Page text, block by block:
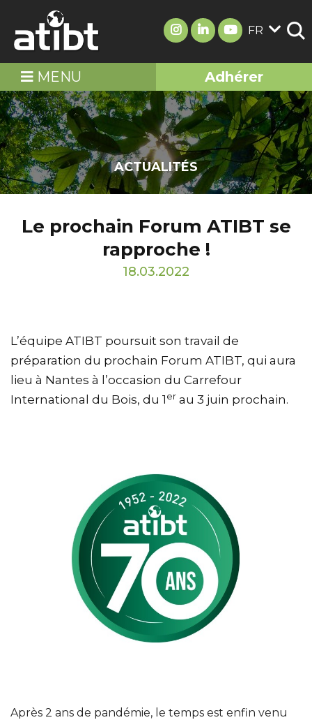
FR
MENU Adhérer
ACTUALITÉS
Le prochain Forum ATIBT se
rapproche !
18.03.2022
L’équipe ATIBT poursuit son travail de
préparation du prochain Forum ATIBT, qui aura
lieu à Nantes à l’occasion du Carrefour
International du Bois, du 1 er au 3 juin prochain.
Après 2 ans de pandémie, le temps est enfin venu